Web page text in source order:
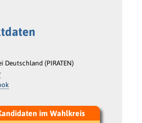
Deutschland (PIRATEN)
im Wahlkreis